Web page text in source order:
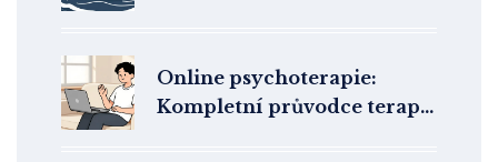
Online psychoterapie:
Kompletní průvodce terapií